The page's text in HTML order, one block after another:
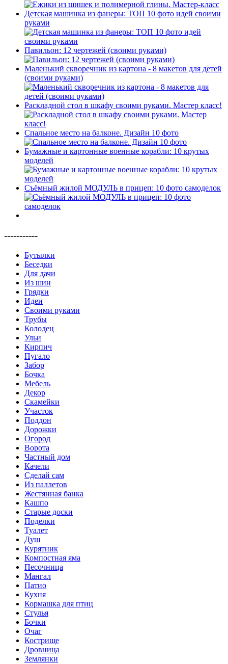
Детская машинка из фанеры: ТОП 10 фото идей своими
руками
Павильон: 12 чертежей (своими руками)
Маленький скворечник из картона - 8 макетов для детей
(своими руками)
Раскладной стол в шкафу своими руками. Мастер класс!
Спальное место на балконе. Дизайн 10 фото
Бумажные и картонные военные корабли: 10 крутых
моделей
Съёмный жилой МОДУЛЬ в прицеп: 10 фото самоделок
-----------
Бутылки
Беседки
Для дачи
Из шин
Грядки
Идеи
Своими руками
Трубы
Колодец
Ульи
Кирпич
Пугало
Забор
Бочка
Мебель
Декор
Скамейки
Участок
Поддон
Дорожки
Огород
Ворота
Частный дом
Качели
Сделай сам
Из паллетов
Жестянная банка
Кашпо
Старые доски
Поделки
Туалет
Душ
Курятник
Компостная яма
Песочница
Мангал
Патио
Кухня
Кормашка для птиц
Стулья
Бочки
Очаг
Кострище
Дровница
Землянки